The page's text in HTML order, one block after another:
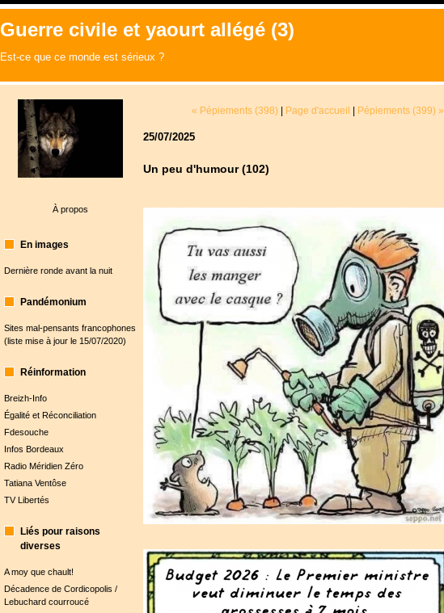
Guerre civile et yaourt allégé (3)
Est-ce que ce monde est sérieux ?
À propos
En images
Dernière ronde avant la nuit
Pandémonium
Sites mal-pensants francophones
(liste mise à jour le 15/07/2020)
Réinformation
Breizh-Info
Égalité et Réconciliation
Fdesouche
Infos Bordeaux
Radio Méridien Zéro
Tatiana Ventôse
TV Libertés
Liés pour raisons
diverses
A moy que chault!
Décadence de Cordicopolis /
Lebuchard courroucé
« Pépiements (398)| Page d'accueil | Pépiements (399) »
25/07/2025
Un peu d'humour (102)